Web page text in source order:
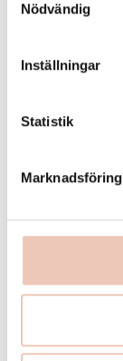
Nödvändig
Inställningar
Statistik
Marknadsföring
Ladda ner bild